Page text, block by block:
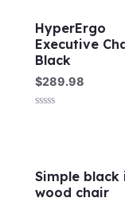
HyperErgo
Executive
Black
$289.98
Simple black
wood chair